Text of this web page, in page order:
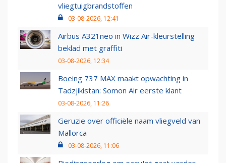
vliegtuigbrandstoffen
03-08-2026, 12:41
Airbus A321neo in Wizz Air-kleurstelling
beklad met graffiti
03-08-2026, 12:34
Boeing 737 MAX maakt opwachting in
Tadzjikistan: Somon Air eerste klant
03-08-2026, 11:26
Geruzie over officiële naam vliegveld van
Mallorca
03-08-2026, 11:06